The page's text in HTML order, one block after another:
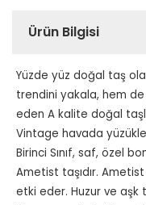
Ürün Bilgisi
Yüzde yüz doğal taş
trendini yakala, hem
eden A kalite doğal
Vintage havada
Birinci Sınıf, saf, özel
Ametist taşıdır.
etki eder. Huzur ve aşk